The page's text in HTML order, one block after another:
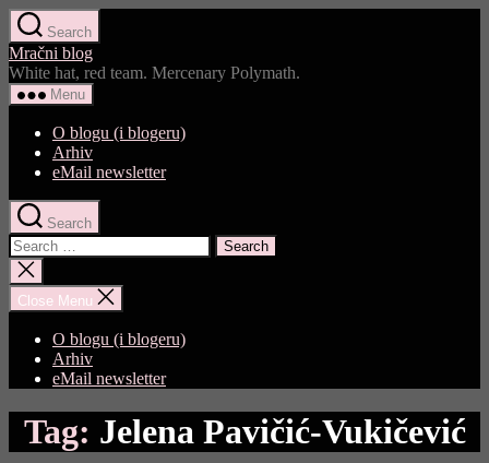
Skip
to
the
content
Search
Mračni blog
White hat, red team. Mercenary Polymath.
Menu
O blogu (i blogeru)
Arhiv
eMail newsletter
Search
Search
for:
Close
search
Close Menu
O blogu (i blogeru)
Arhiv
eMail newsletter
Tag: Jelena Pavičić-Vukičević